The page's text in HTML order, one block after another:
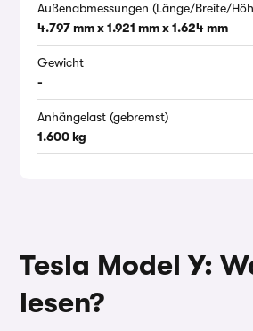
Außenabmessungen (Länge/Breite/
4.797 mm x 1.921 mm x 1.624 mm
Gewicht
-
Anhängelast (gebremst)
1.600 kg
Tesla Model Y:
lesen?